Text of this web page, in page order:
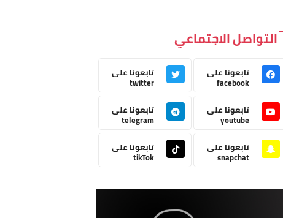
التواصل الاجتماعي
تابعونا على
facebook
تابعونا على
twitter
تابعونا على
youtube
تابعونا على
telegram
تابعونا على
snapchat
تابعونا على
tikTok